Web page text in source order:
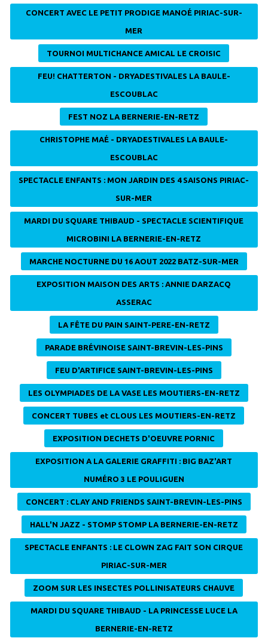
CONCERT AVEC LE PETIT PRODIGE MANOÉ PIRIAC-SUR-
MER
TOURNOI MULTICHANCE AMICAL LE CROISIC
FEU! CHATTERTON - DRYADESTIVALES LA BAULE-
ESCOUBLAC
FEST NOZ LA BERNERIE-EN-RETZ
CHRISTOPHE MAÉ - DRYADESTIVALES LA BAULE-
ESCOUBLAC
SPECTACLE ENFANTS : MON JARDIN DES 4 SAISONS PIRIAC-
SUR-MER
MARDI DU SQUARE THIBAUD - SPECTACLE SCIENTIFIQUE
MICROBINI LA BERNERIE-EN-RETZ
MARCHE NOCTURNE DU 16 AOUT 2022 BATZ-SUR-MER
EXPOSITION MAISON DES ARTS : ANNIE DARZACQ
ASSERAC
LA FÊTE DU PAIN SAINT-PERE-EN-RETZ
PARADE BRÉVINOISE SAINT-BREVIN-LES-PINS
FEU D'ARTIFICE SAINT-BREVIN-LES-PINS
LES OLYMPIADES DE LA VASE LES MOUTIERS-EN-RETZ
CONCERT TUBES et CLOUS LES MOUTIERS-EN-RETZ
EXPOSITION DECHETS D'OEUVRE PORNIC
EXPOSITION A LA GALERIE GRAFFITI : BIG BAZ'ART
NUMÉRO 3 LE POULIGUEN
CONCERT : CLAY AND FRIENDS SAINT-BREVIN-LES-PINS
HALL'N JAZZ - STOMP STOMP LA BERNERIE-EN-RETZ
SPECTACLE ENFANTS : LE CLOWN ZAG FAIT SON CIRQUE
PIRIAC-SUR-MER
ZOOM SUR LES INSECTES POLLINISATEURS CHAUVE
MARDI DU SQUARE THIBAUD - LA PRINCESSE LUCE LA
BERNERIE-EN-RETZ